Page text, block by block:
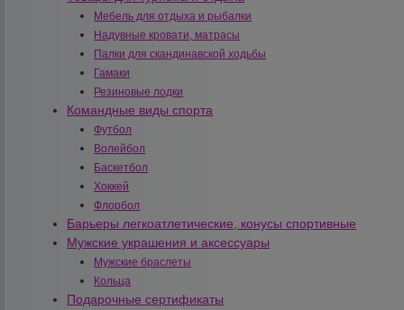
Мебель для отдыха и рыбалки
Надувные кровати, матрасы
Палки для скандинавской ходьбы
Гамаки
Резиновые лодки
Командные виды спорта
Футбол
Волейбол
Баскетбол
Хоккей
Флорбол
Барьеры легкоатлетические, конусы спортивные
Мужские украшения и аксессуары
Мужские браслеты
Кольца
Подарочные сертификаты